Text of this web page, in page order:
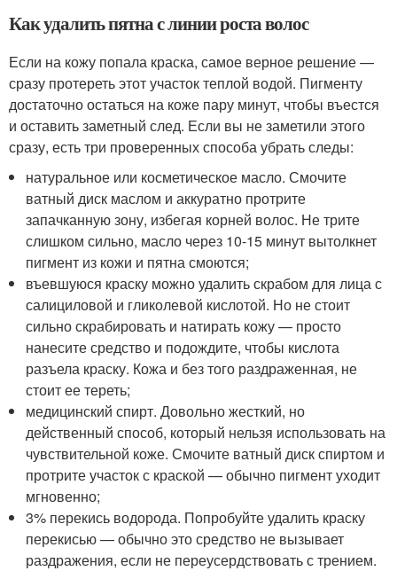
Как удалить пятна с линии роста волос
Если на кожу попала краска, самое верное решение —
сразу протереть этот участок теплой водой. Пигменту
достаточно остаться на коже пару минут, чтобы въестся
и оставить заметный след. Если вы не заметили этого
сразу, есть три проверенных способа убрать следы:
натуральное или косметическое масло. Смочите
ватный диск маслом и аккуратно протрите
запачканную зону, избегая корней волос. Не трите
слишком сильно, масло через 10-15 минут вытолкнет
пигмент из кожи и пятна смоются;
въевшуюся краску можно удалить скрабом для лица с
салициловой и гликолевой кислотой. Но не стоит
сильно скрабировать и натирать кожу — просто
нанесите средство и подождите, чтобы кислота
разъела краску. Кожа и без того раздраженная, не
стоит ее тереть;
медицинский спирт. Довольно жесткий, но
действенный способ, который нельзя использовать на
чувствительной коже. Смочите ватный диск спиртом и
протрите участок с краской — обычно пигмент уходит
мгновенно;
3% перекись водорода. Попробуйте удалить краску
перекисью — обычно это средство не вызывает
раздражения, если не переусердствовать с трением.